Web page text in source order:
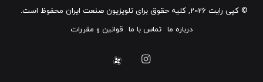
© کپی رایت 2026, کلیه حقوق برای تلویزیون صنعت ایران محفوظ است.
درباره ما تماس با ما قوانین و مقررات
اینستاگرام